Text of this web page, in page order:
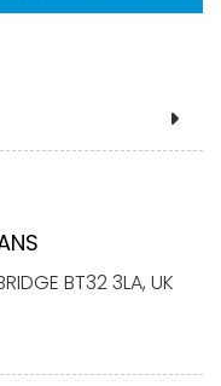
BT32 3LA, UK